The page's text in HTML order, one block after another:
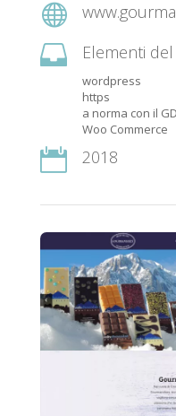

 Elementi
wordpress
https
a norma con il
Woo Commerce
 2018